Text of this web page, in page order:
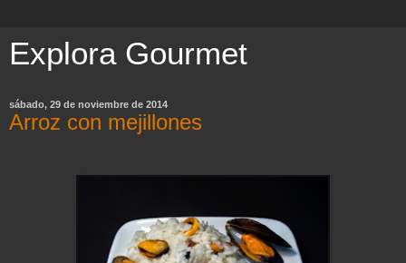
Explora Gourmet
sábado, 29 de noviembre de 2014
Arroz con mejillones